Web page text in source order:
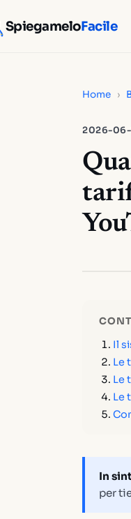
SpiegameloFacile
Home ›
2026-
Il
Le
Le
Le
In
per